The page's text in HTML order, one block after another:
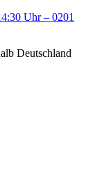
Uhr – 0201
Deutschland